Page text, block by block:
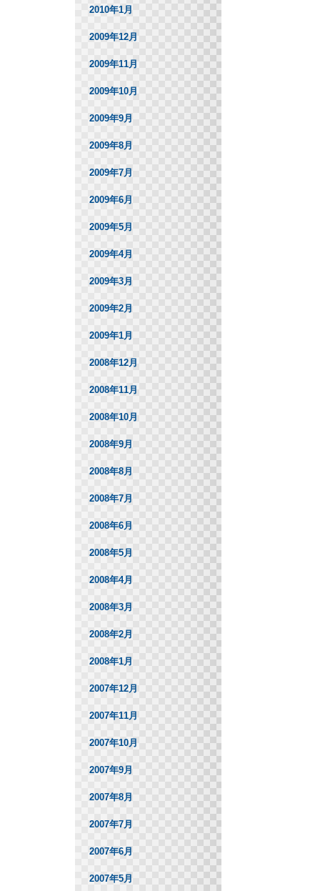
2010年1月
2009年12月
2009年11月
2009年10月
2009年9月
2009年8月
2009年7月
2009年6月
2009年5月
2009年4月
2009年3月
2009年2月
2009年1月
2008年12月
2008年11月
2008年10月
2008年9月
2008年8月
2008年7月
2008年6月
2008年5月
2008年4月
2008年3月
2008年2月
2008年1月
2007年12月
2007年11月
2007年10月
2007年9月
2007年8月
2007年7月
2007年6月
2007年5月